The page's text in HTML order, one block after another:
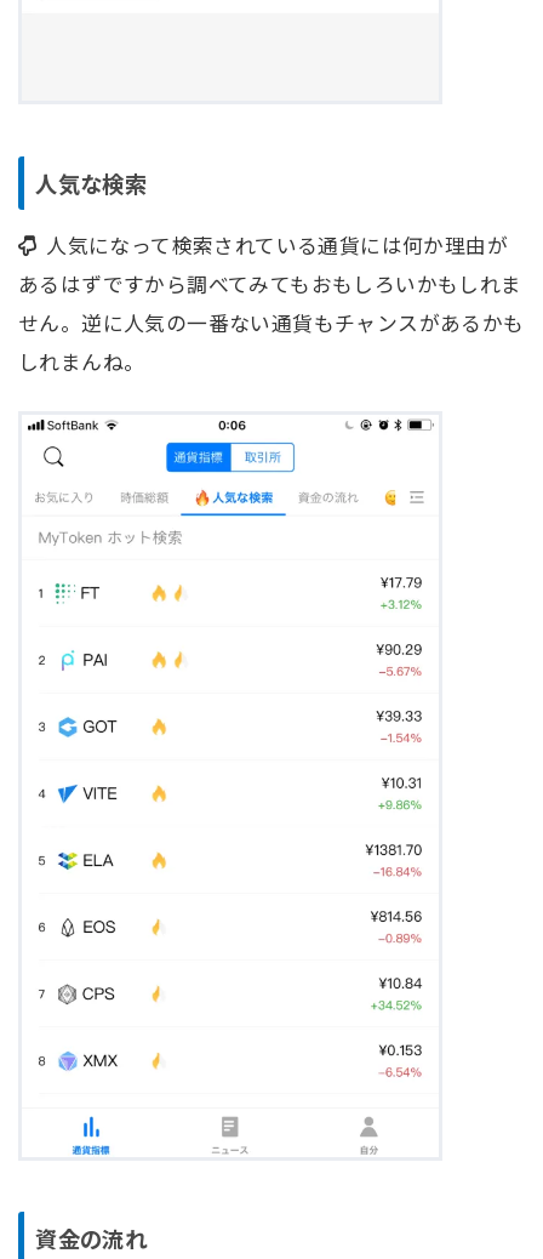
人気な検索
人気になって検索されている通貨には何か理由が
あるはずですから調べてみてもおもしろいかもしれま
せん。逆に人気の一番ない通貨もチャンスがあるかも
しれまんね。
資金の流れ